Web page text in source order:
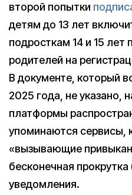
второй попытки
детям до 13 лет
подросткам 14 и 15 лет
родителей на
В документе, который
2025 года, не указано,
платформы
упоминаются сервисы,
«вызывающие
бесконечная
уведомления.